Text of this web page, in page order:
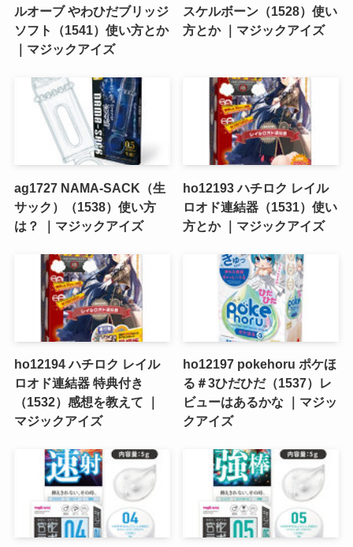
ルオーブ やわひだブリッジ
ソフト（1541）使い方とか
｜マジックアイズ
スケルボーン（1528）使い
方とか ｜マジックアイズ
ag1727 NAMA-SACK（生
サック）（1538）使い方
は？ ｜マジックアイズ
ho12193 ハチロク レイル
ロオド連結器（1531）使い
方とか ｜マジックアイズ
ho12194 ハチロク レイル
ロオド連結器 特典付き
（1532）感想を教えて ｜
マジックアイズ
ho12197 pokehoru ポケほ
る＃3ひだひだ（1537）レ
ビューはあるかな ｜マジッ
クアイズ